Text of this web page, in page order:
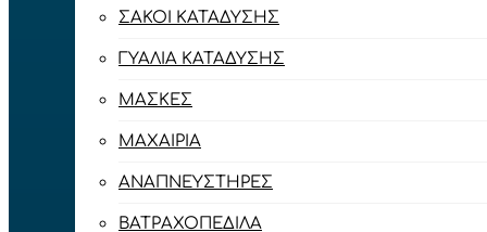
ΣΆΚΟΙ ΚΑΤΆΔΥΣΗΣ
ΓΥΑΛΙΆ ΚΑΤΆΔΥΣΗΣ
ΜΆΣΚΕΣ
ΜΑΧΑΊΡΙΑ
ΑΝΑΠΝΕΥΣΤΉΡΕΣ
ΒΑΤΡΑΧΟΠΈΔΙΛΑ